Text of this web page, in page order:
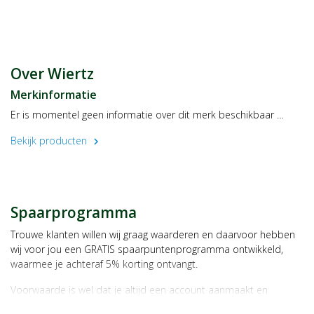
Over Wiertz
Merkinformatie
Er is momentel geen informatie over dit merk beschikbaar …
Bekijk producten
chevron_right
Spaarprogramma
Trouwe klanten willen wij graag waarderen en daarvoor hebben
wij voor jou een GRATIS spaarpuntenprogramma ontwikkeld,
waarmee je achteraf 5% korting ontvangt.
Voorwaarde is wel dat je altijd een account aanmaakt en